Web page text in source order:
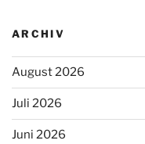
ARCHIV
August 2026
Juli 2026
Juni 2026